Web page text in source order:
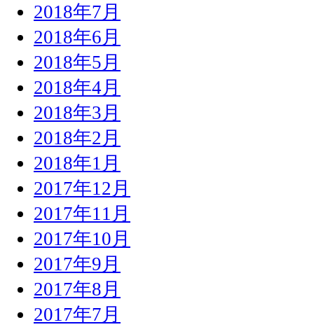
2018年7月
2018年6月
2018年5月
2018年4月
2018年3月
2018年2月
2018年1月
2017年12月
2017年11月
2017年10月
2017年9月
2017年8月
2017年7月